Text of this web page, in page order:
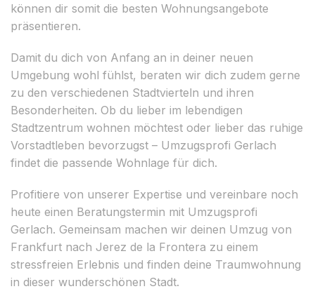
können dir somit die besten Wohnungsangebote
präsentieren.
Damit du dich von Anfang an in deiner neuen
Umgebung wohl fühlst, beraten wir dich zudem gerne
zu den verschiedenen Stadtvierteln und ihren
Besonderheiten. Ob du lieber im lebendigen
Stadtzentrum wohnen möchtest oder lieber das ruhige
Vorstadtleben bevorzugst – Umzugsprofi Gerlach
findet die passende Wohnlage für dich.
Profitiere von unserer Expertise und vereinbare noch
heute einen Beratungstermin mit Umzugsprofi
Gerlach. Gemeinsam machen wir deinen Umzug von
Frankfurt nach Jerez de la Frontera zu einem
stressfreien Erlebnis und finden deine Traumwohnung
in dieser wunderschönen Stadt.